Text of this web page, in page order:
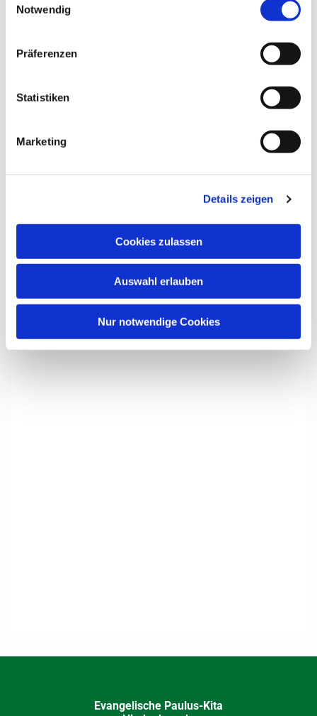
Notwendig
Präferenzen
Statistiken
Marketing
Details zeigen
Cookies zulassen
Auswahl erlauben
Nur notwendige Cookies
Dies könnte Sie auch
interessieren
Evangelische Paulus-Kita